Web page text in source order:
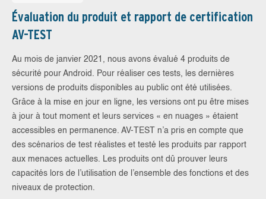
Évaluation du produit et rapport de certification
AV-TEST
Au mois de janvier 2021, nous avons évalué 4 produits de
sécurité pour Android. Pour réaliser ces tests, les dernières
versions de produits disponibles au public ont été utilisées.
Grâce à la mise en jour en ligne, les versions ont pu être mises
à jour à tout moment et leurs services « en nuages » étaient
accessibles en permanence. AV-TEST n’a pris en compte que
des scénarios de test réalistes et testé les produits par rapport
aux menaces actuelles. Les produits ont dû prouver leurs
capacités lors de l’utilisation de l’ensemble des fonctions et des
niveaux de protection.